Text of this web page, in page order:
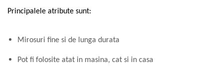
Principalele atribute sunt:
Mirosuri fine si de lunga durata
Pot fi folosite atat in masina, cat si in casa